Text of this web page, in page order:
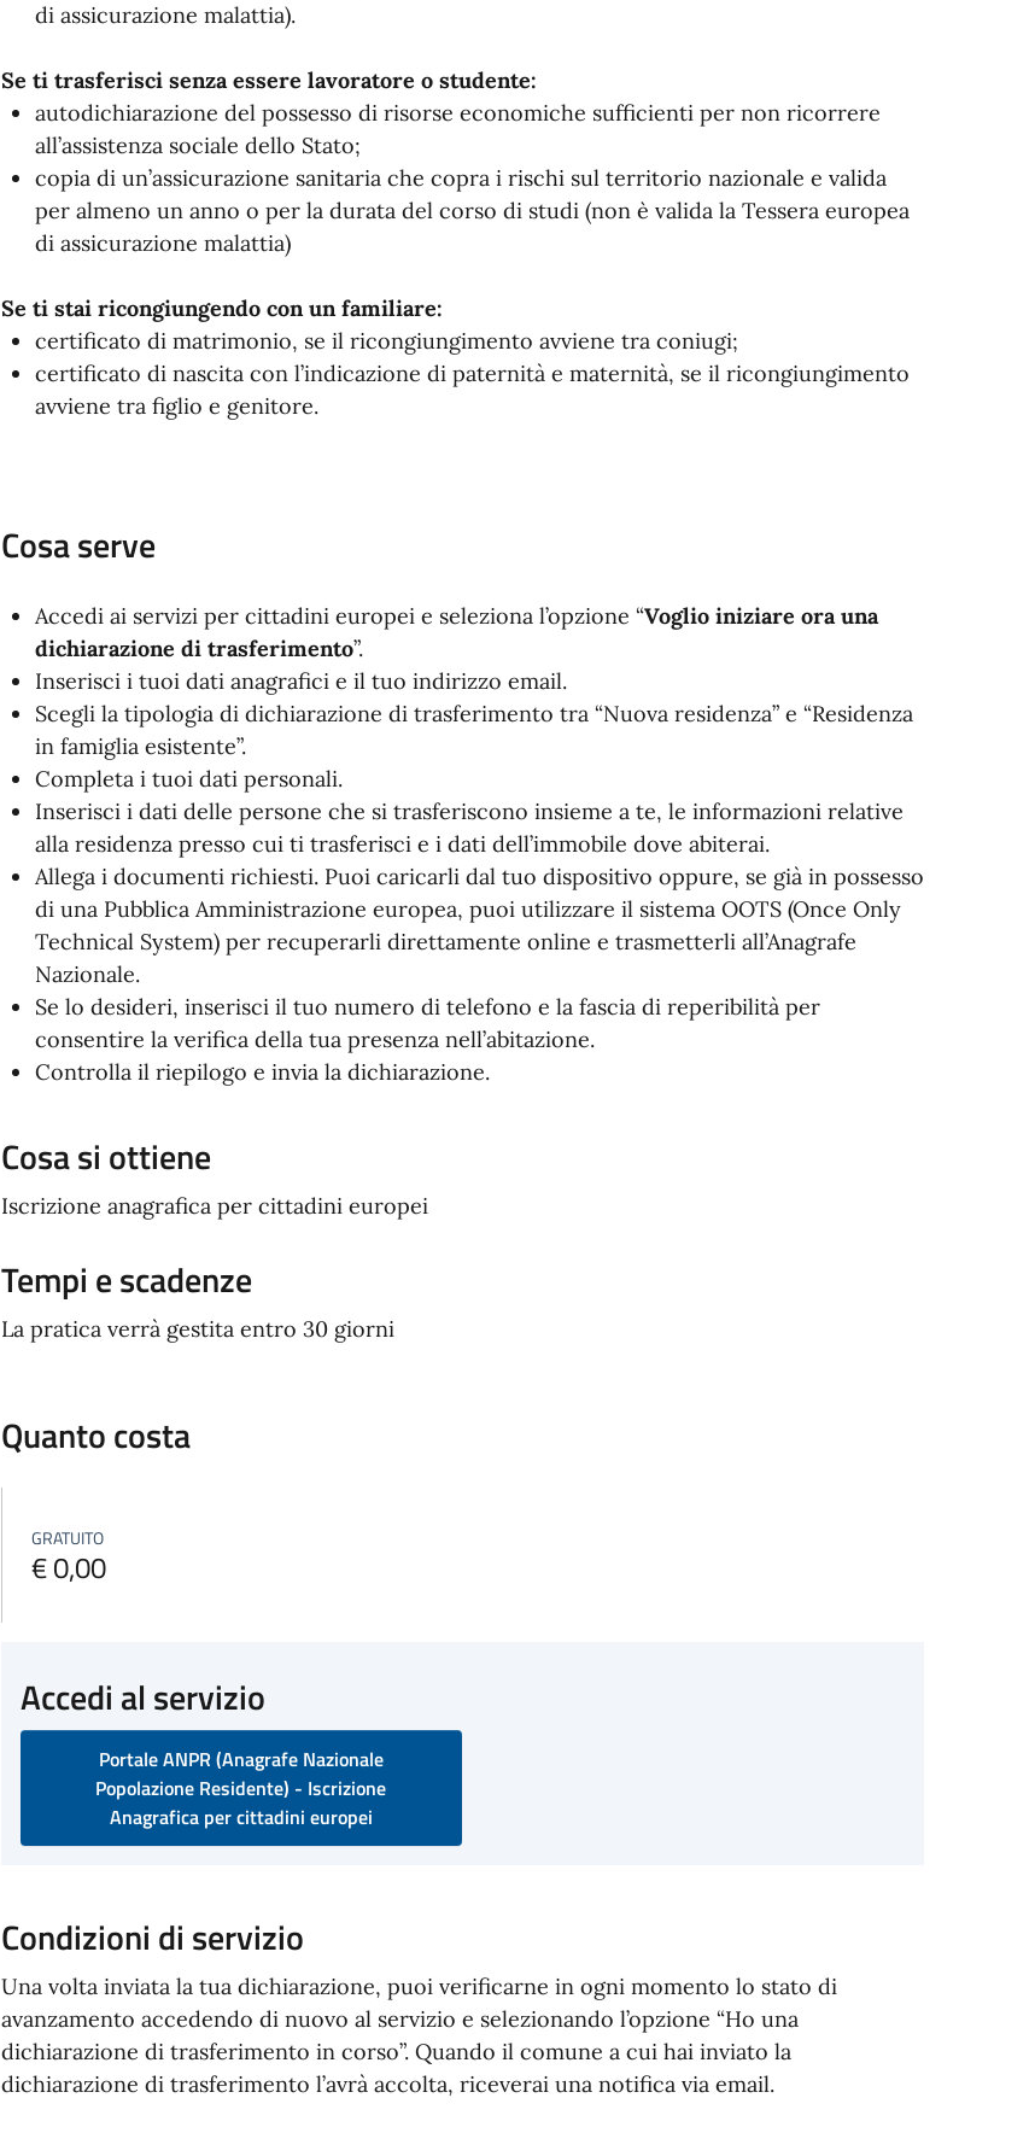
di assicurazione malattia).
Se ti trasferisci senza essere lavoratore o studente:
autodichiarazione del possesso di risorse economiche sufficienti per non ricorrere
all’assistenza sociale dello Stato;
copia di un’assicurazione sanitaria che copra i rischi sul territorio nazionale e valida
per almeno un anno o per la durata del corso di studi (non è valida la Tessera europea
di assicurazione malattia)
Se ti stai ricongiungendo con un familiare:
certificato di matrimonio, se il ricongiungimento avviene tra coniugi;
certificato di nascita con l’indicazione di paternità e maternità, se il ricongiungimento
avviene tra figlio e genitore.
Cosa serve
Accedi ai servizi per cittadini europei e seleziona l’opzione “Voglio iniziare ora una
dichiarazione di trasferimento”.
Inserisci i tuoi dati anagrafici e il tuo indirizzo email.
Scegli la tipologia di dichiarazione di trasferimento tra “Nuova residenza” e “Residenza
in famiglia esistente”.
Completa i tuoi dati personali.
Inserisci i dati delle persone che si trasferiscono insieme a te, le informazioni relative
alla residenza presso cui ti trasferisci e i dati dell’immobile dove abiterai.
Allega i documenti richiesti. Puoi caricarli dal tuo dispositivo oppure, se già in possesso
di una Pubblica Amministrazione europea, puoi utilizzare il sistema OOTS (Once Only
Technical System) per recuperarli direttamente online e trasmetterli all’Anagrafe
Nazionale.
Se lo desideri, inserisci il tuo numero di telefono e la fascia di reperibilità per
consentire la verifica della tua presenza nell’abitazione.
Controlla il riepilogo e invia la dichiarazione.
Cosa si ottiene
Iscrizione anagrafica per cittadini europei
Tempi e scadenze
La pratica verrà gestita entro 30 giorni
Quanto costa
GRATUITO
€ 0,00
Accedi al servizio
Portale ANPR (Anagrafe Nazionale
Popolazione Residente) - Iscrizione
Anagrafica per cittadini europei
Condizioni di servizio
Una volta inviata la tua dichiarazione, puoi verificarne in ogni momento lo stato di
avanzamento accedendo di nuovo al servizio e selezionando l’opzione “Ho una
dichiarazione di trasferimento in corso”. Quando il comune a cui hai inviato la
dichiarazione di trasferimento l’avrà accolta, riceverai una notifica via email.